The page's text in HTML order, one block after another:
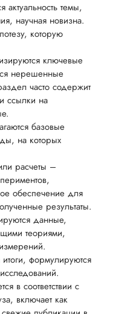
Кандидатская
диссертация
Дата:2024-04-08
уже готовую
диссертацию на
ошибки, одним
нормоконтроль.
того, как сдал
на проверку мне
научрук
я допустил
в выборе
исследования и
было решить
проблему иначе.
Изменил зак...
Читать полный
темы,
научная новизна.
которую
ключевые
нерешенные
часто содержит
ссылки на
базовые
на которых
расчеты –
обеспечение для
результаты.
данные,
теориями,
формулируются
в соответствии с
включает как